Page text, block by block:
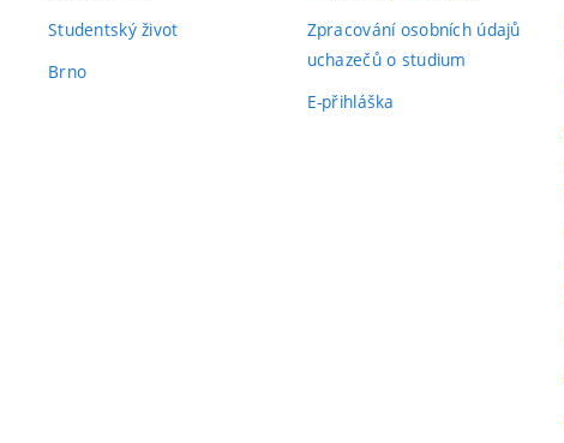
Studentský život
Brno
Zpracování osobních údajů
uchazečů o studium
E-přihláška